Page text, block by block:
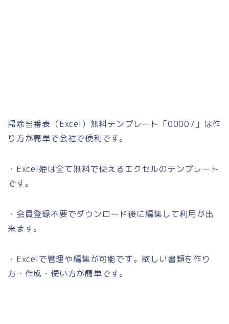
掃除当番表（Excel）無料テンプレート「00007」は作
り方が簡単で会社で便利です。
・Excel姫は全て無料で使えるエクセルのテンプレート
です。
・会員登録不要でダウンロード後に編集して利用が出
来ます。
・Excelで管理や編集が可能です。欲しい書類を作り
方・作成・使い方が簡単です。